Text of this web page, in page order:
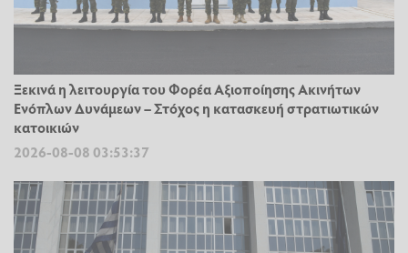
Ξεκινά η λειτουργία του Φορέα Αξιοποίησης Ακινήτων
Ενόπλων Δυνάμεων – Στόχος η κατασκευή στρατιωτικών
κατοικιών
2026-08-08 03:53:37